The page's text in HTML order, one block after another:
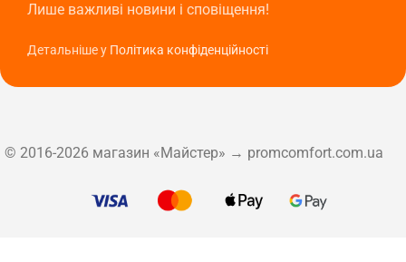
Лише важливі новини і сповіщення!
Детальніше у Політика конфіденційності
© 2016-2026 магазин «Майстер» → promcomfort.com.ua